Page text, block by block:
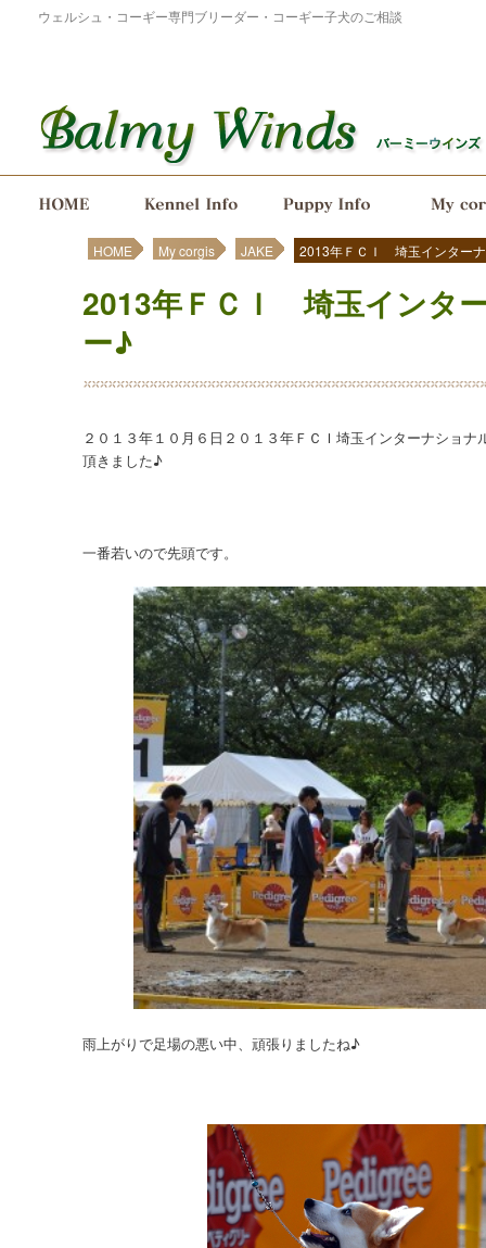
ウェルシュ・コーギー専門ブリーダー・コーギー子犬のご相談
メインコンテンツへ移動
サブコンテンツへ移動
HOME My corgis JAKE 2013年ＦＣＩ 埼玉インター
2013年ＦＣＩ 埼玉インタ
ー♪
２０１３年１０月６日２０１３年ＦＣＩ埼玉インターナショ
頂きました♪
一番若いので先頭です。
雨上がりで足場の悪い中、頑張りましたね♪